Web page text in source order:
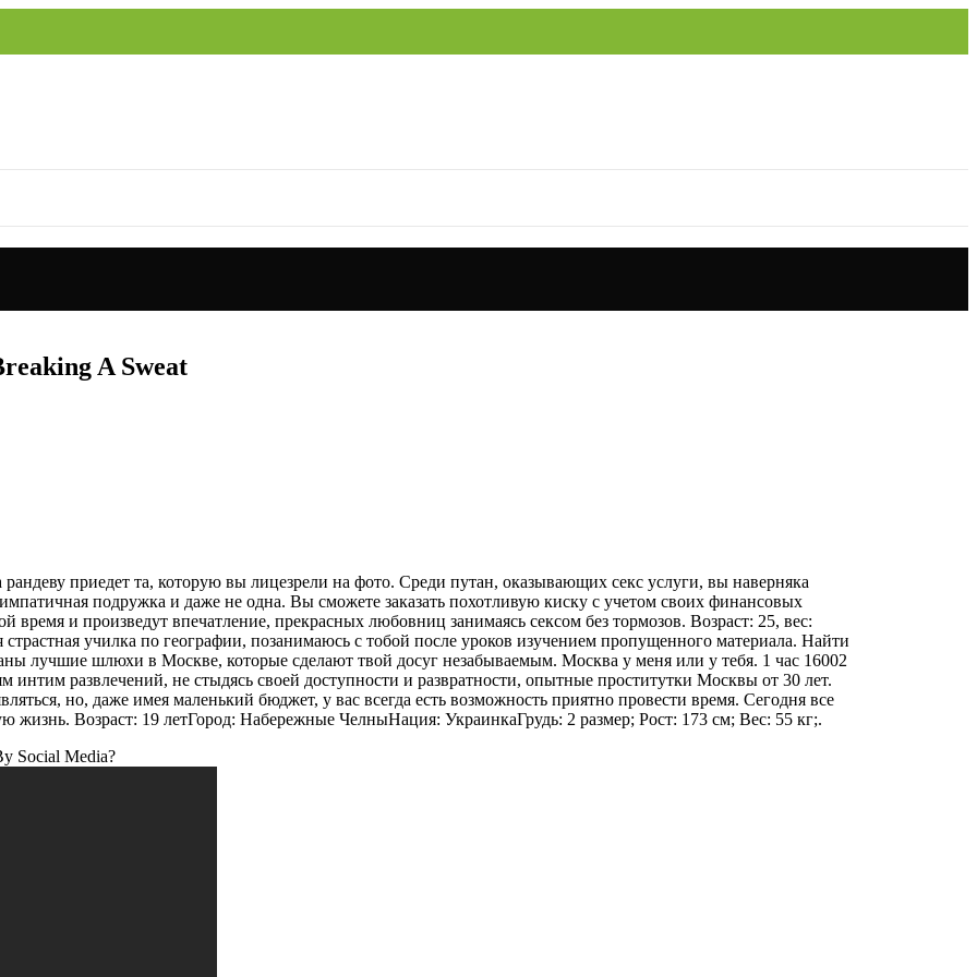
A Sweat
приедет та, которую вы лицезрели на фото. Среди путан, оказывающих секс услуги, вы наверняка
подружка и даже не одна. Вы сможете заказать похотливую киску с учетом своих финансовых
и произведут впечатление, прекрасных любовниц занимаясь сексом без тормозов. Возраст: 25, вес:
училка по географии, позанимаюсь с тобой после уроков изучением пропущенного материала. Найти
лучшие шлюхи в Москве, которые сделают твой досуг незабываемым. Москва у меня или у тебя. 1 час 16002
развлечений, не стыдясь своей доступности и развратности, опытные проститутки Москвы от 30 лет.
но, даже имея маленький бюджет, у вас всегда есть возможность приятно провести время. Сегодня все
жизнь. Возраст: 19 летГород: Набережные ЧелныНация: УкраинкаГрудь: 2 размер; Рост: 173 см; Вес: 55 кг;.